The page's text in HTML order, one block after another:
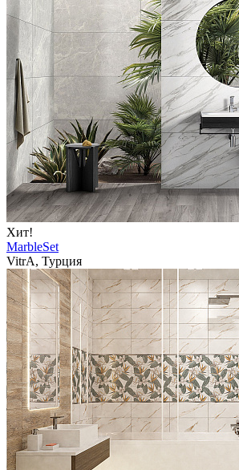
Хит!
MarbleSet
VitrA, Турция